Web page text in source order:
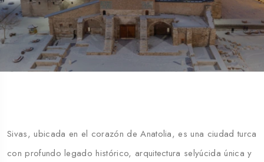
Sivas, ubicada en el corazón de Anatolia, es una ciudad turca
con profundo legado histórico, arquitectura selyúcida única y